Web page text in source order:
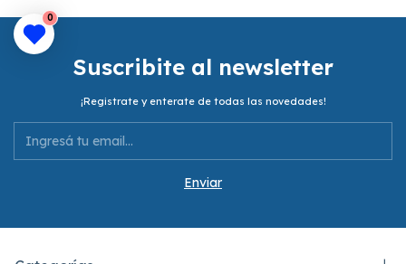
Suscribite al newsletter
¡Registrate y enterate de todas las novedades!
0